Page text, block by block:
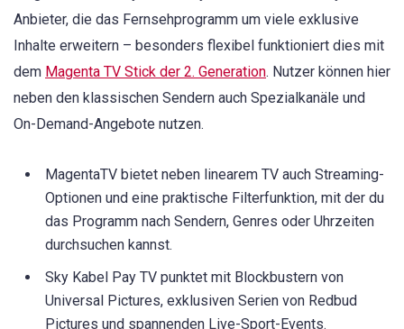
Anbieter, die das Fernsehprogramm um viele exklusive
Inhalte erweitern – besonders flexibel funktioniert dies mit
dem Magenta TV Stick der 2. Generation. Nutzer können hier
neben den klassischen Sendern auch Spezialkanäle und
On-Demand-Angebote nutzen.
MagentaTV bietet neben linearem TV auch Streaming-
Optionen und eine praktische Filterfunktion, mit der du
das Programm nach Sendern, Genres oder Uhrzeiten
durchsuchen kannst.
Sky Kabel Pay TV punktet mit Blockbustern von
Universal Pictures, exklusiven Serien von Redbud
Pictures und spannenden Live-Sport-Events.